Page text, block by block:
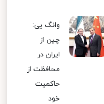
وانگ یی:
چین از
ایران در
محافظت از
حاکمیت
خود